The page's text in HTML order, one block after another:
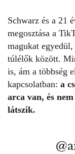
Schwarz és a 21
megosztása a
magukat
túlélők között.
is, ám a többség
kapcsolatban: a
arca van, és
látszik.